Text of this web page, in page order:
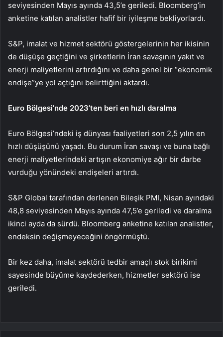
seviyesinden Mayıs ayında 43,5’e geriledi. Bloomberg’in
anketine katılan analistler hafif bir iyileşme bekliyorlardı.
S&P, imalat ve hizmet sektörü göstergelerinin her ikisinin
de düşüşe geçtiğini ve şirketlerin İran savaşının yakıt ve
enerji maliyetlerini artırdığını ve daha genel bir “ekonomik
endişe”ye yol açtığını belirttiğini aktardı.
Euro Bölgesi’nde 2023’ten beri en hızlı daralma
Euro Bölgesi’ndeki iş dünyası faaliyetleri son 2,5 yılın en
hızlı düşüşünü yaşadı. Bu durum İran savaşı ve buna bağlı
enerji maliyetlerindeki artışın ekonomiye ağır bir darbe
vurduğu yönündeki endişeleri artırdı.
S&P Global tarafından derlenen Bileşik PMI, Nisan ayındaki
48,8 seviyesinden Mayıs ayında 47,5’e geriledi ve daralma
ikinci ayda da sürdü. Bloomberg anketine katılan analistler,
endeksin değişmeyeceğini öngörmüştü.
Bir kez daha, imalat sektörü tedbir amaçlı stok birikimi
sayesinde büyüme kaydederken, hizmetler sektörü ise
geriledi.